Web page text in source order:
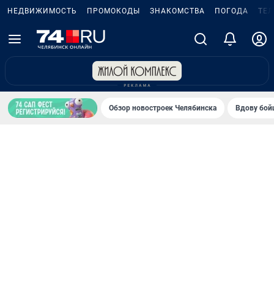
НЕДВИЖИМОСТЬ ПРОМОКОДЫ ЗНАКОМСТВА ПОГОДА
Обзор новостроек Челябинска Вдову